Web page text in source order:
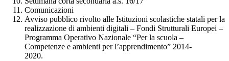
Comunicazioni
Avviso pubblico rivolto alle Istituzioni scolastiche statali per la
realizzazione di ambienti digitali – Fondi Strutturali Europei –
Programma Operativo Nazionale “Per la scuola –
Competenze e ambienti per l’apprendimento” 2014-
2020.